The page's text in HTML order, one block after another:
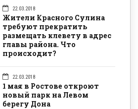
22.03.2018
Жители Красного Сулина
требуют прекратить
размещать клевету в адрес
главы района. Что
происходит?
22.03.2018
1 мая в Ростове откроют
новый парк на Левом
берегу Дона